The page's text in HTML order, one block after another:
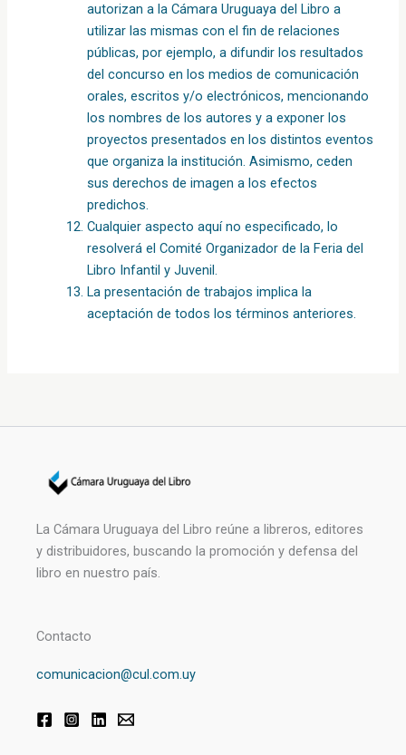
autorizan a la Cámara Uruguaya del Libro a
utilizar las mismas con el fin de relaciones
públicas, por ejemplo, a difundir los resultados
del concurso en los medios de comunicación
orales, escritos y/o electrónicos, mencionando
los nombres de los autores y a exponer los
proyectos presentados en los distintos eventos
que organiza la institución. Asimismo, ceden
sus derechos de imagen a los efectos
predichos.
Cualquier aspecto aquí no especificado, lo
resolverá el Comité Organizador de la Feria del
Libro Infantil y Juvenil.
La presentación de trabajos implica la
aceptación de todos los términos anteriores.
La Cámara Uruguaya del Libro reúne a libreros, editores
y distribuidores, buscando la promoción y defensa del
libro en nuestro país.
Contacto
comunicacion@cul.com.uy